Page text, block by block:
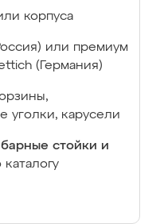
корпуса
или премиум
(Германия)
уголки, карусели
стойки и
каталогу